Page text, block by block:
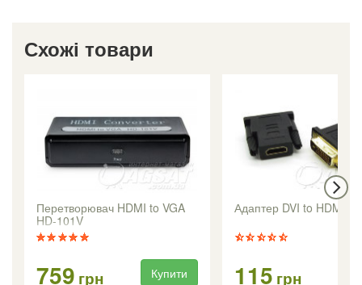
Схожі товари
Перетворювач HDMI to VGA
HD-101V
759 грн Купити
Адаптер DVI to HDMI
115 грн